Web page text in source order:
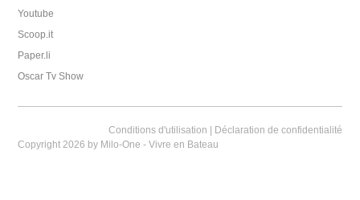
Youtube
Scoop.it
Paper.li
Oscar Tv Show
Conditions d'utilisation
Déclaration de confidentialité
Copyright 2026 by Milo-One - Vivre en Bateau